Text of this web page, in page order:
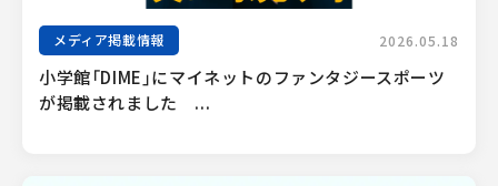
メディア掲載情報 2026.05.18
小学館「DIME」にマイネットのファンタジースポーツ
が掲載されました　...